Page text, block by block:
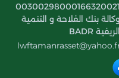
00300298000166320021
وكالة بنك الفلاحة و التنمية
الريفية BADR